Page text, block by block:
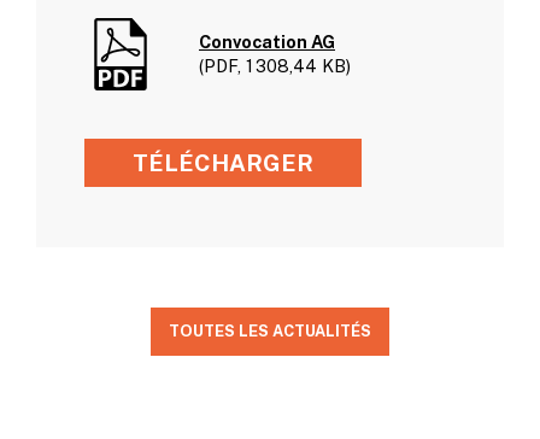
Convocation AG
(PDF, 1 308,44 KB)
TÉLÉCHARGER
TOUTES LES ACTUALITÉS